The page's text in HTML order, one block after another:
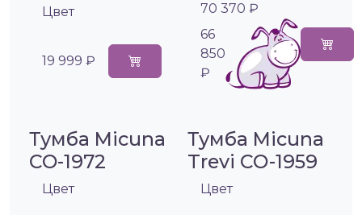
Цвет
19 999 ₽
70 370 ₽
66
850
₽
Тумба Micuna
CO-1972
Цвет
Тумба Micuna
Trevi СО-1959
Цвет